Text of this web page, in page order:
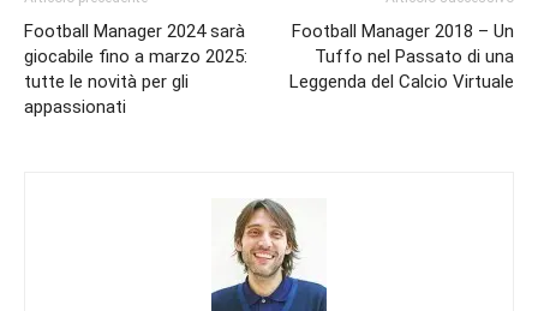
Football Manager 2024 sarà
giocabile fino a marzo 2025:
tutte le novità per gli
appassionati
Football Manager 2018 – Un
Tuffo nel Passato di una
Leggenda del Calcio Virtuale